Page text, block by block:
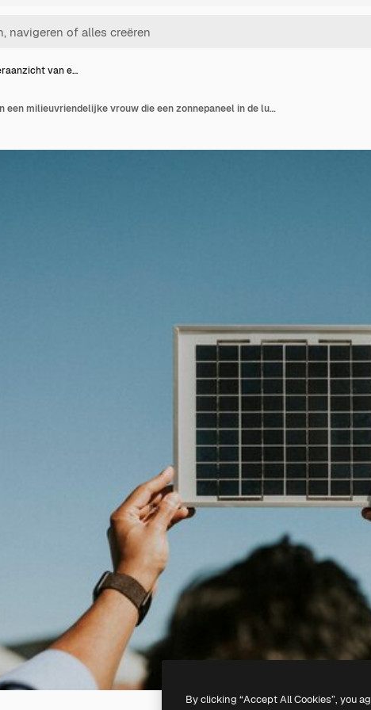
van e…
Achteraanzicht van een milieuvriendelijke vrouw die een zonnepaneel in de lucht houdt
By clicking “Accept All Cookies”, you